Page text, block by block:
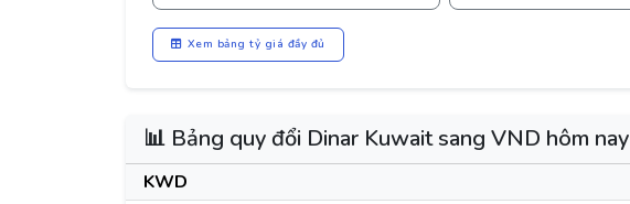
Xem bảng tỷ giá đầy đủ
📊 Bảng quy đổi Dinar Kuwait sang VND hôm nay
KWD